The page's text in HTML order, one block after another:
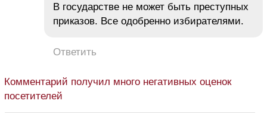
В государстве не может быть преступных
приказов. Все одобренно избирателями.
Ответить
Комментарий получил много негативных оценок
посетителей